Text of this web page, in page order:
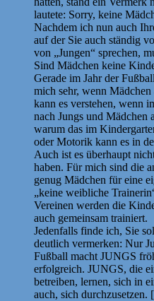
lautete: Sorry, keine
Nachdem ich nun auch
auf der Sie auch ständig
von „Jungen“ sprechen,
Sind Mädchen keine
Gerade im Jahr der
mich sehr, wenn
kann es verstehen, wenn
nach Jungs und Mädchen
warum das im
oder Motorik kann es in
Auch ist es überhaupt
haben. Für mich sind die
genug Mädchen für eine
„keine weibliche
Vereinen werden die
auch gemeinsam trainiert.
Jedenfalls finde ich, Sie
deutlich vermerken: Nur
Fußball macht JUNGS
erfolgreich. JUNGS, die
betreiben, lernen, sich in
auch, sich